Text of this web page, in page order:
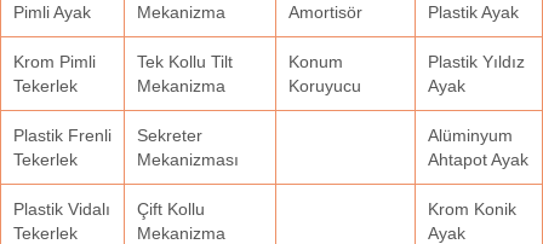
Pimli Ayak
Mekanizma
Amortisör
Plastik Ayak
Krom Pimli
Tekerlek
Tek Kollu Tilt
Mekanizma
Konum
Koruyucu
Plastik Yıldız
Ayak
Plastik Frenli
Tekerlek
Sekreter
Mekanizması
Alüminyum
Ahtapot Ayak
Plastik Vidalı
Tekerlek
Çift Kollu
Mekanizma
Krom Konik
Ayak